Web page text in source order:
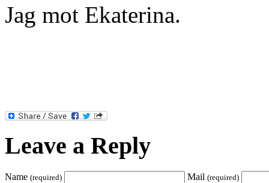
Jag mot Ekaterina.
Leave a Reply
Name (required) Mail (required)